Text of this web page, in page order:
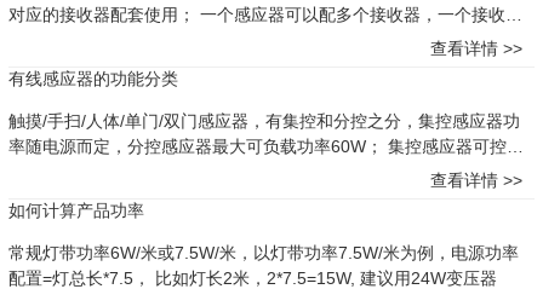
对应的接收器配套使用； 一个感应器可以配多个接收器，一个接收器
查看详情 >>
有线感应器的功能分类
触摸/手扫/人体/单门/双门感应器，有集控和分控之分，集控感应器功
率随电源而定，分控感应器最大可负载功率60W； 集控感应器可控制
整个变压器上的灯；分控感应器只控制自身输出的1个接口上的灯，如
查看详情 >>
如何计算产品功率
常规灯带功率6W/米或7.5W/米，以灯带功率7.5W/米为例，电源功率
配置=灯总长*7.5， 比如灯长2米，2*7.5=15W, 建议用24W变压器